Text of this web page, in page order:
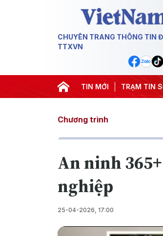
CHUYÊN TRANG THÔNG TIN
TTXVN
TIN MỚI TRẠM TIN
dịch 500 ngày đêm #Chống khai thác
Chương trình
An ninh
nghiệp
25-04-2026, 17:00